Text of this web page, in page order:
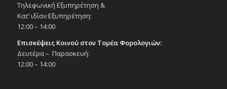
Τηλεφωνική Εξυπηρέτηση &
Κατ’ ιδίαν Εξυπηρέτηση:
12:00 – 14:00
Επισκέψεις Κοινού στον Τομέα Φορολογιών:
Δευτέρα – Παρασκευή:
12:00 – 14:00